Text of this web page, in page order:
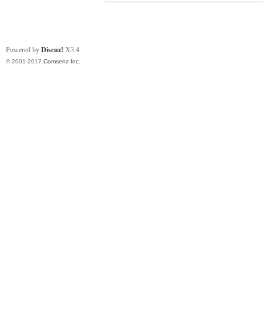
Powered by Discuz! X3.4
© 2001-2017 Comsenz Inc.